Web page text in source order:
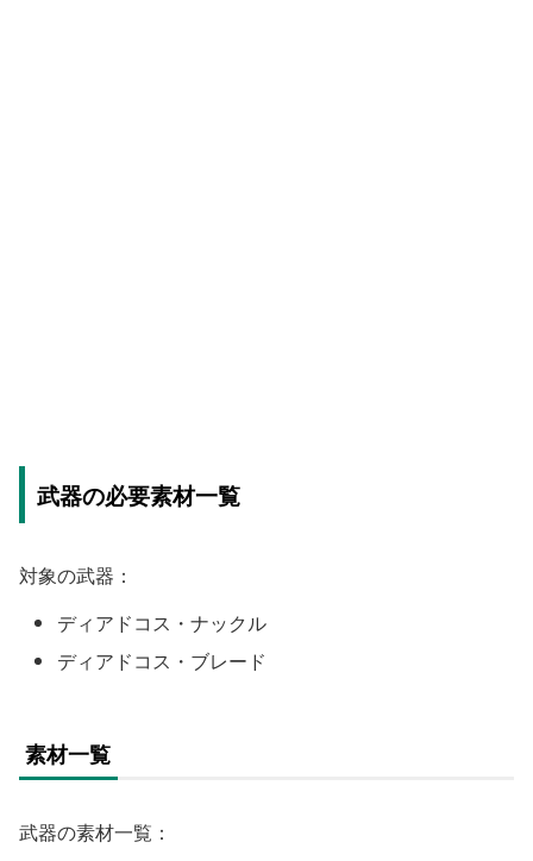
武器の必要素材一覧
対象の武器：
ディアドコス・ナックル
ディアドコス・ブレード
素材一覧
武器の素材一覧：